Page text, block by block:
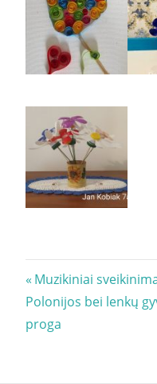
Navigacija
tarp
Previous
Post:
Muzikiniai
Polonijos bei lenkų
proga